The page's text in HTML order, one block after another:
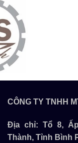
CÔNG TY TNHH
Địa chỉ: Tổ 8,
Thành, Tỉnh Bình